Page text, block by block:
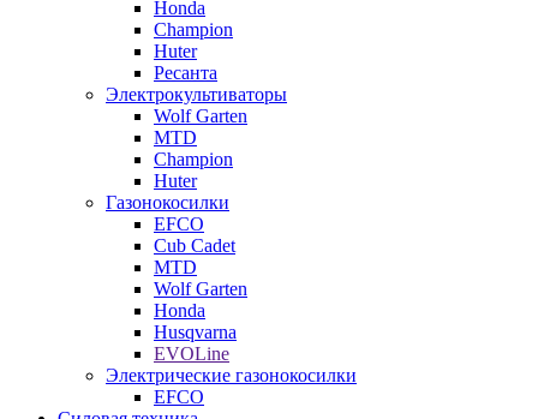
Honda
Champion
Huter
Ресанта
Электрокультиваторы
Wolf Garten
MTD
Champion
Huter
Газонокосилки
EFCO
Cub Cadet
MTD
Wolf Garten
Honda
Husqvarna
EVOLine
Электрические газонокосилки
EFCO